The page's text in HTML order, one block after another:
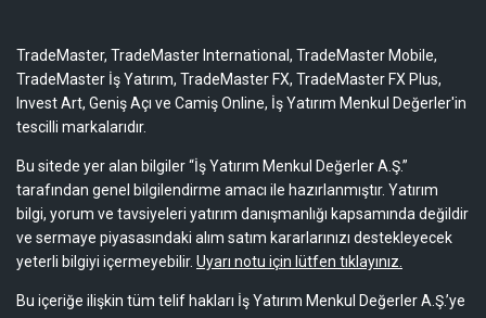
TradeMaster, TradeMaster International, TradeMaster Mobile,
TradeMaster İş Yatırım, TradeMaster FX, TradeMaster FX Plus,
Invest Art, Geniş Açı ve Camiş Online, İş Yatırım Menkul Değerler'in
tescilli markalarıdır.
Bu sitede yer alan bilgiler “İş Yatırım Menkul Değerler A.Ş.”
tarafından genel bilgilendirme amacı ile hazırlanmıştır. Yatırım
bilgi, yorum ve tavsiyeleri yatırım danışmanlığı kapsamında değildir
ve sermaye piyasasındaki alım satım kararlarınızı destekleyecek
yeterli bilgiyi içermeyebilir. Uyarı notu için lütfen tıklayınız.
Bu içeriğe ilişkin tüm telif hakları İş Yatırım Menkul Değerler A.Ş.’ye